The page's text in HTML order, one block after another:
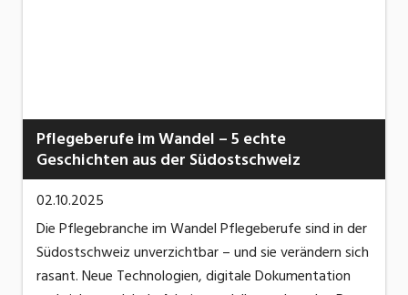
Pflegeberufe im Wandel – 5 echte
Geschichten aus der Südostschweiz
02.10.2025
Die Pflegebranche im Wandel Pflegeberufe sind in der
Südostschweiz unverzichtbar – und sie verändern sich
rasant. Neue Technologien, digitale Dokumentation